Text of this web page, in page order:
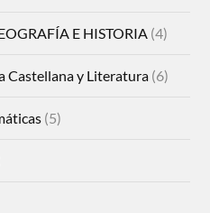
E HISTORIA (4)
Castellana y Literatura (6)
(5)